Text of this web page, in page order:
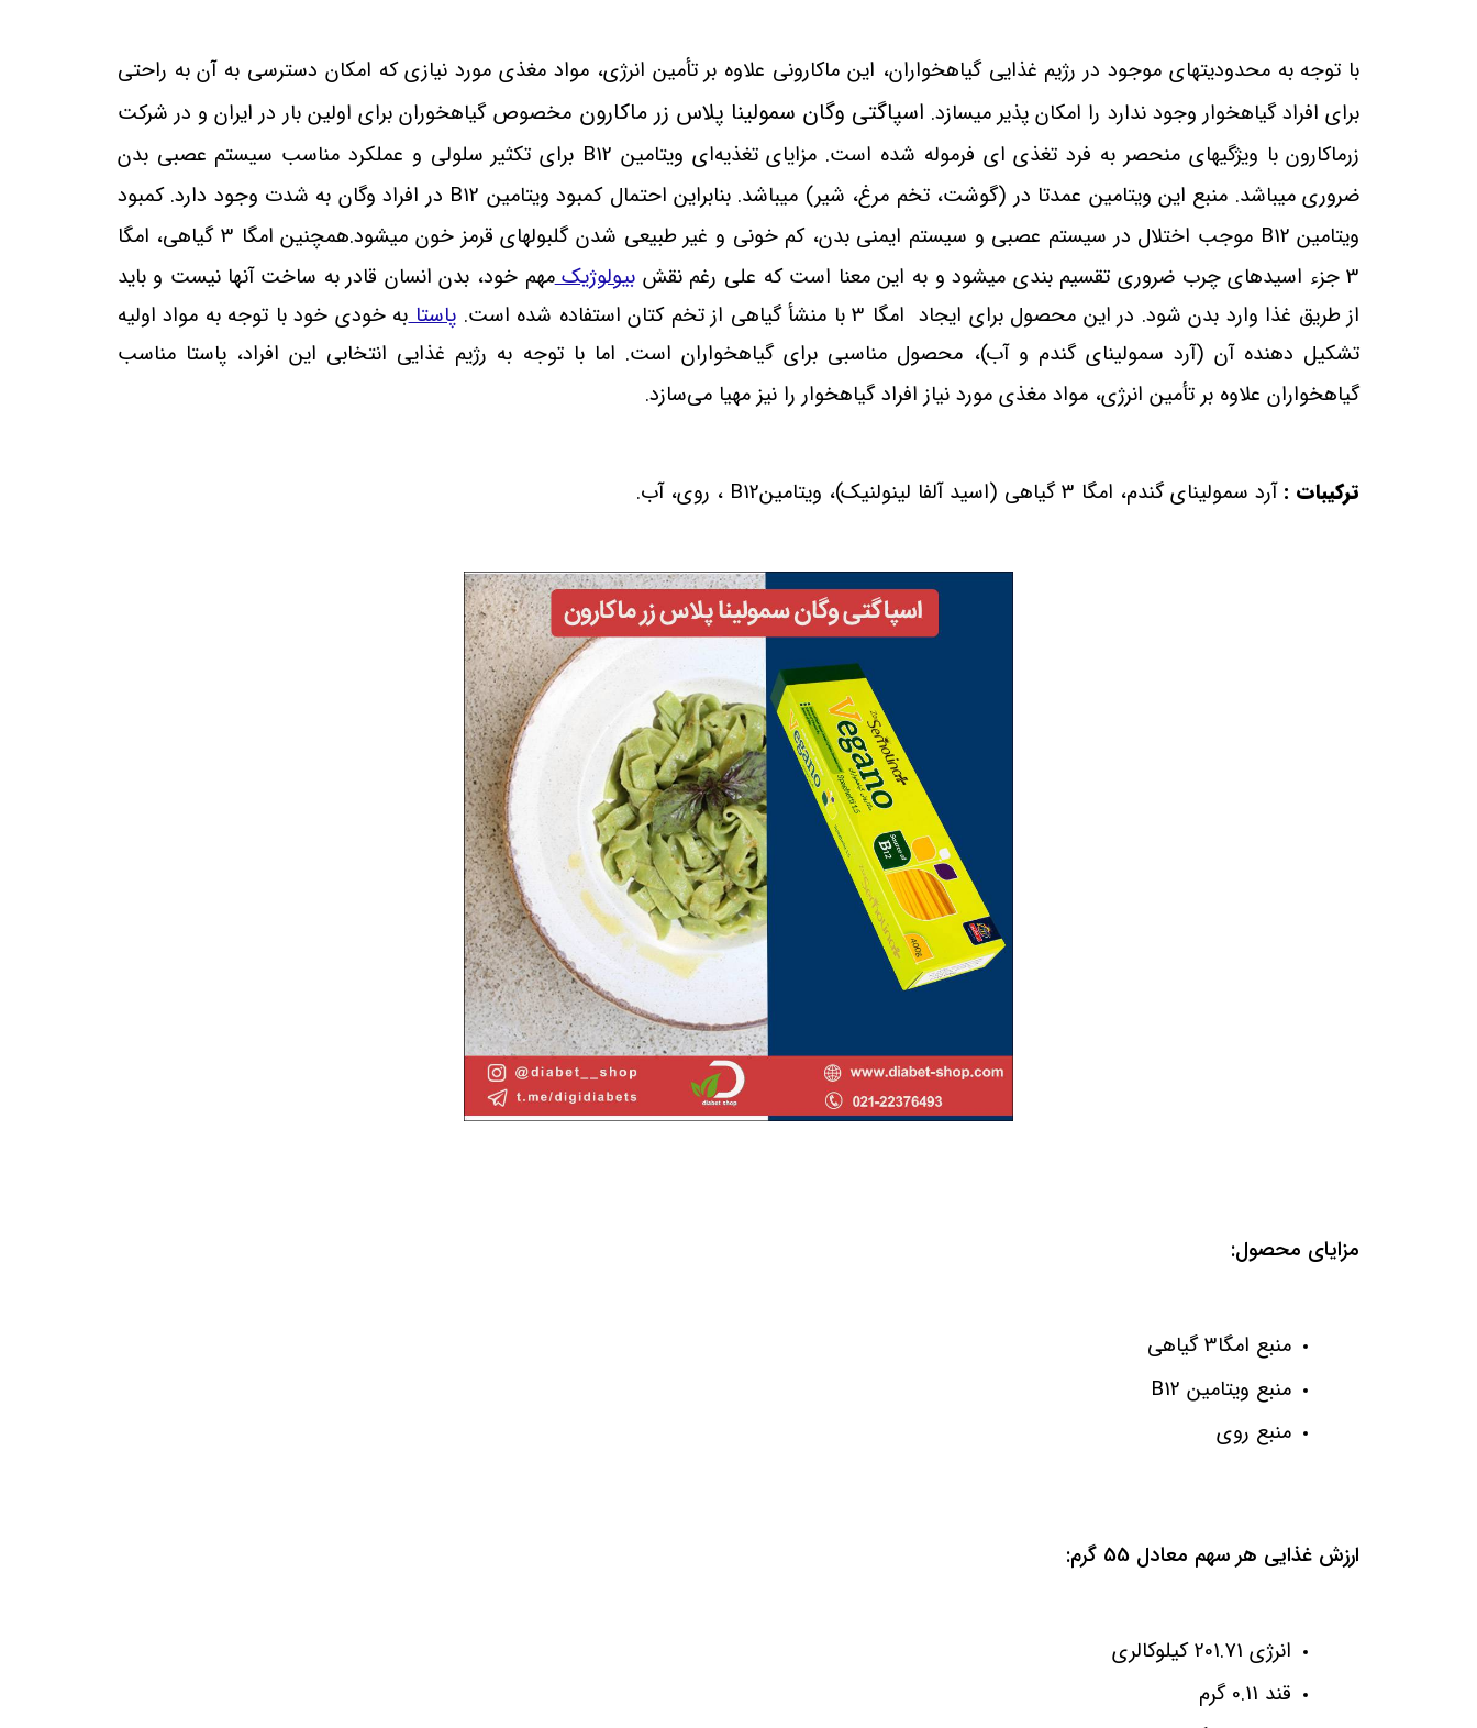
با توجه به محدودیتهای موجود در رژیم غذایی گیاهخواران، این ماکارونی علاوه بر تأمین انرژی، مواد مغذی مورد نیازی که امکان دسترسی به آن به راحتی
برای افراد گیاهخوار وجود ندارد را امکان پذیر میسازد. اسپاگتی وگان سمولینا پلاس زر ماکارون مخصوص گیاهخوران برای اولین بار در ایران و در شرکت
زرماکارون با ویژگیهای منحصر به فرد تغذی ای فرموله شده است. مزایای تغذیه‌ای ویتامین B12 برای تکثیر سلولی و عملکرد مناسب سیستم عصبی بدن
ضروری میباشد. منبع این ویتامین عمدتا در (گوشت، تخم مرغ، شیر) میباشد. بنابراین احتمال کمبود ویتامین B12 در افراد وگان به شدت وجود دارد. کمبود
ویتامینB12 موجب اختلال در سیستم عصبی و سیستم ایمنی بدن، کم خونی و غیر طبیعی شدن گلبولهای قرمز خون می
شود.همچنین امگا 3 گیاهی، امگا
3 جزء اسیدهای چرب ضروری تقسیم بندی می
شود و به این معنا است که علی رغم نقش بیولوژیکمهم خود، بدن انسان قادر به ساخت آنها نیست و باید
از طریق غذا وارد بدن شود. در این محصول برای ایجاد امگا 3 با منشأ گیاهی از تخم کتان استفاده شده است
. پاستابه خودی خود با توجه به مواد اولیه
تشکیل دهنده آن (آرد سمولینای گندم و آب)، محصول مناسبی برای گیاهخواران است. اما با توجه به رژیم غذایی انتخابی این افراد، پاستا مناسب
گیاهخواران علاوه بر تأمین انرژی، مواد مغذی مورد نیاز افراد گیاهخوار را نیز مهیا می‌سازد.
ترکیبات : آرد سمولینای گندم، امگا 3 گیاهی (اسید آلفا لینولنیک)، ویتامین B12 ، روی، آب.
مزایای محصول:
منبع امگا3 گیاهی
منبع ویتامین B12
منبع روی
ارزش غذایی هر سهم معادل 55 گرم:
انرژی 201.71 کیلوکالری
قند 0.11 گرم